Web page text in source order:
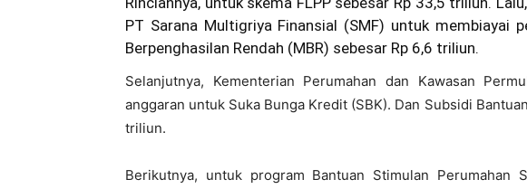
PT Sarana Multigriya Finansial (SMF) untuk membiayai
Berpenghasilan Rendah (MBR) sebesar Rp 6,6 triliun.
Selanjutnya, Kementerian Perumahan dan Kawasan
anggaran untuk Suka Bunga Kredit (SBK). Dan Subsidi
triliun.
Berikutnya, untuk program Bantuan Stimulan Perumahan